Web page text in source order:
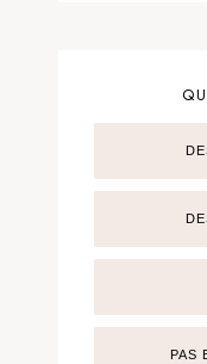
PAS